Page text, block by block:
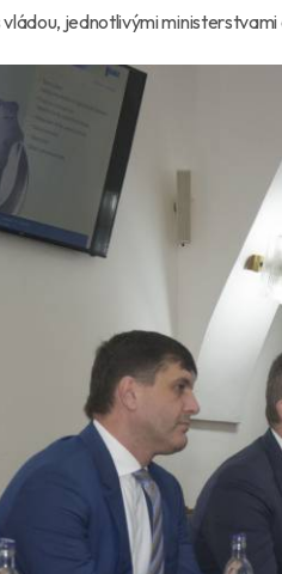
jednotlivými